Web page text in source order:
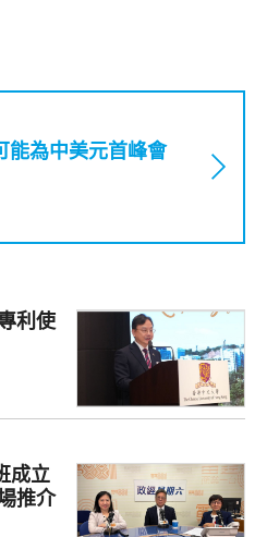
能為中美元首峰會
利使
成立
推介